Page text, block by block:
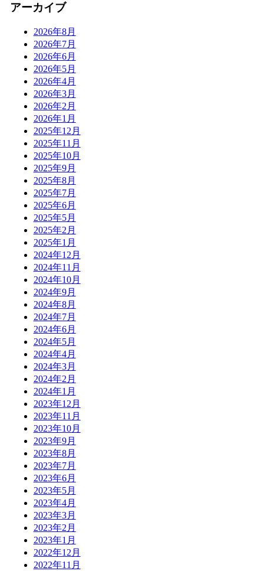
アーカイブ
2026年8月
2026年7月
2026年6月
2026年5月
2026年4月
2026年3月
2026年2月
2026年1月
2025年12月
2025年11月
2025年10月
2025年9月
2025年8月
2025年7月
2025年6月
2025年5月
2025年2月
2025年1月
2024年12月
2024年11月
2024年10月
2024年9月
2024年8月
2024年7月
2024年6月
2024年5月
2024年4月
2024年3月
2024年2月
2024年1月
2023年12月
2023年11月
2023年10月
2023年9月
2023年8月
2023年7月
2023年6月
2023年5月
2023年4月
2023年3月
2023年2月
2023年1月
2022年12月
2022年11月